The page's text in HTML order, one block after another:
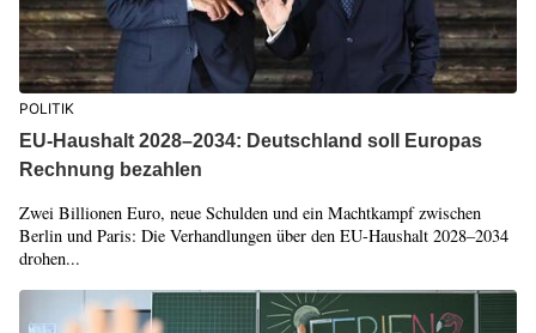
POLITIK
EU-Haushalt 2028–2034: Deutschland soll Europas
Rechnung bezahlen
Zwei Billionen Euro, neue Schulden und ein Machtkampf zwischen
Berlin und Paris: Die Verhandlungen über den EU-Haushalt 2028–2034
drohen...